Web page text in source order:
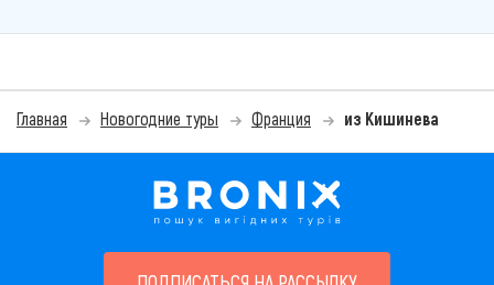
Главная Новогодние туры Франция из Кишинева